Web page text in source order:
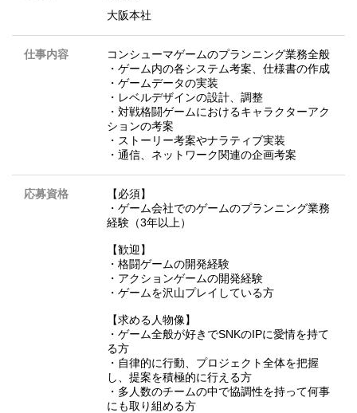
大阪本社
仕事内容
コンシューマゲームのプランニング業務全般
・ゲーム内の各システム考案、仕様書の作成
・ゲームデータの実装
・レベルデザインの設計、調整
・対戦格闘ゲームにおけるキャラクターアク
ションの考案
・ストーリー考案やナラティブ実装
・通信、ネットワーク関連の企画考案
応募資格
【必須】
・ゲーム会社でのゲームのプランニング業務
経験（3年以上）
【歓迎】
・格闘ゲームの開発経験
・アクションゲームの開発経験
・ゲームを沢山プレイしている方
【求める人物像】
・ゲーム全般が好きでSNKのIPに愛情を持て
る方
・自律的に行動、プロジェクト全体を把握
し、提案を積極的に行える方
・多人数のチームの中で協調性を持って何事
にも取り組める方